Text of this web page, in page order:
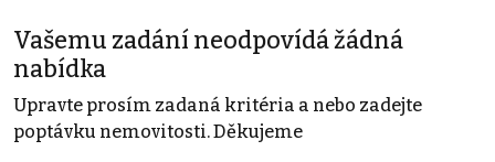
Vašemu zadání neodpovídá žádná
nabídka
Upravte prosím zadaná kritéria a nebo zadejte
poptávku nemovitosti. Děkujeme